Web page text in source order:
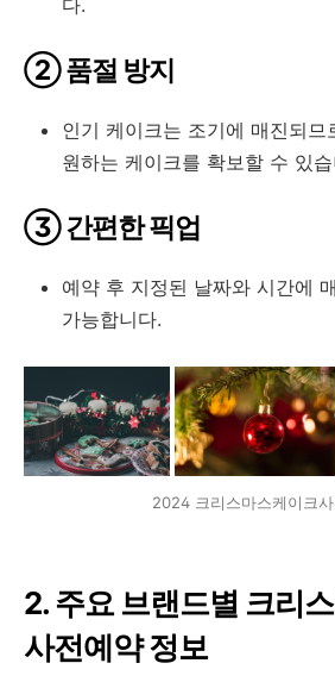
다.
② 품절 방지
인기 케이크는 조기에 매진되므
원하는 케이크를 확보할 수 있
③ 간편한 픽업
예약 후 지정된 날짜와 시간에
가능합니다.
2024 크리스마스케이크
2. 주요 브랜드별 크리
사전예약 정보